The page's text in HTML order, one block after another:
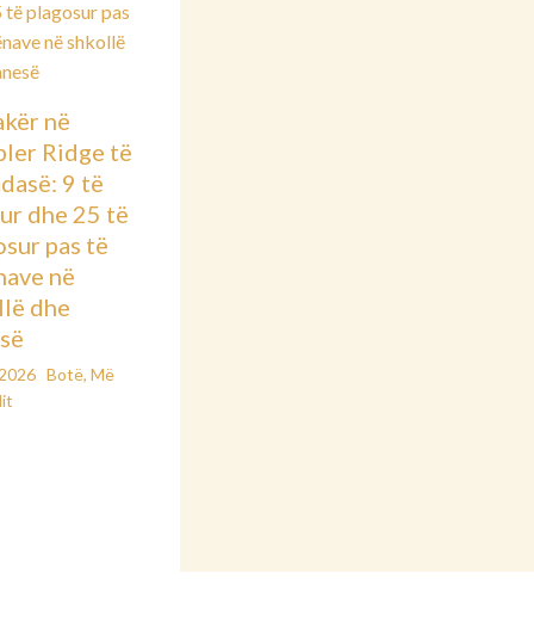
në
Ridge të
9 të
dhe 25 të
pas të
në
dhe
Botë, Më